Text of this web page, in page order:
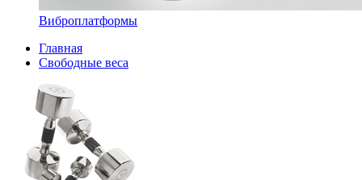
Виброплатформы
Главная
Свободные веса